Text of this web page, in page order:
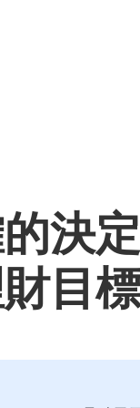
決
目標